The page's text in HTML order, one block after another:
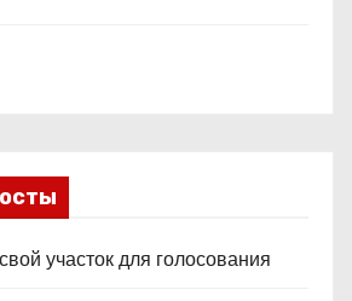
участок для голосования